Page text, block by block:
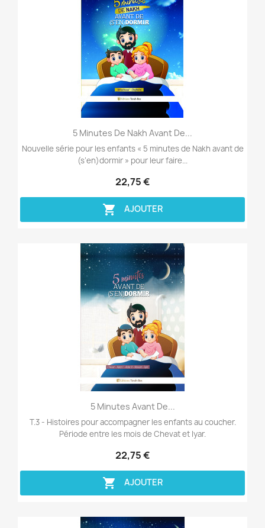
Aperçu rapide
5 Minutes De Nakh Avant De...
Nouvelle série pour les enfants « 5 minutes de Nakh avant de
(s’en)dormir » pour leur faire...
22,75 €
 AJOUTER
Aperçu rapide
5 Minutes Avant De...
T.3 - Histoires pour accompagner les enfants au coucher.
Période entre les mois de Chevat et Iyar.
22,75 €
 AJOUTER